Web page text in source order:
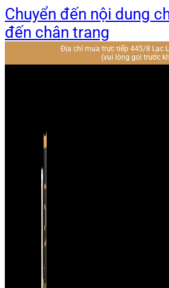
Chuyển đến nội dung
đến chân trang
Địa chỉ mua trực tiếp 445/8 Lạc
(vui lòng gọi trước